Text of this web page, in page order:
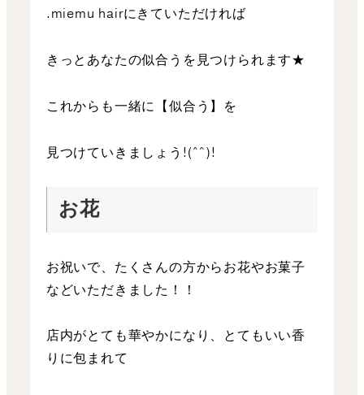
.miemu hairにきていただければ
きっとあなたの似合うを見つけられます★
これからも一緒に【似合う】を
見つけていきましょう!(^^)!
お花
お祝いで、たくさんの方からお花やお菓子
などいただきました！！
店内がとても華やかになり、とてもいい香
りに包まれて